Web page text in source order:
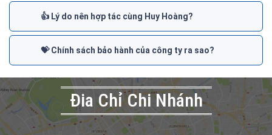
👍 Lý do nên hợp tác cùng Huy Hoàng?
💝 Chính sách bảo hành của công ty ra sao?
Đia Chỉ Chi Nhánh